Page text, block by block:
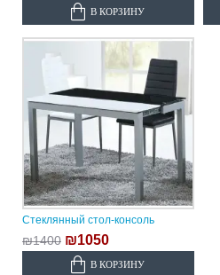
В КОРЗИНУ
Стеклянный стол-консоль
₪1400 ₪1050
В КОРЗИНУ